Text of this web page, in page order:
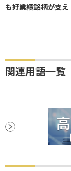
も好業績銘柄が支え
関連用語一覧